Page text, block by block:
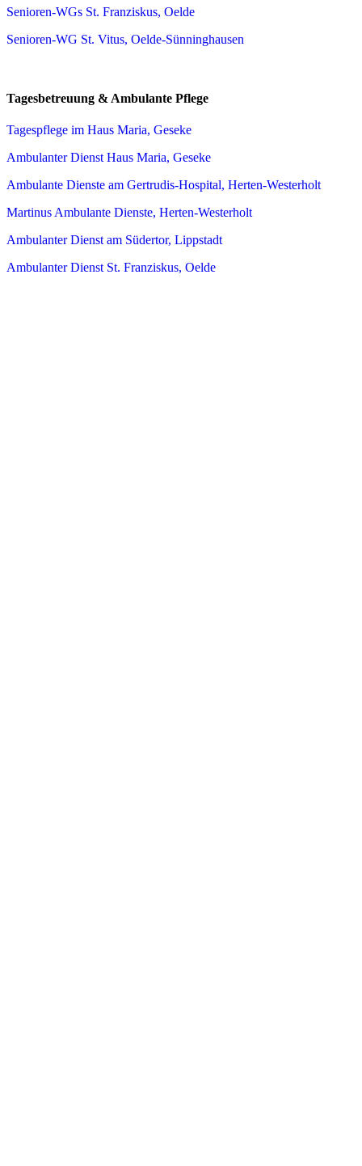
Senioren-WGs St. Franziskus, Oelde
Senioren-WG St. Vitus, Oelde-Sünninghausen
Tagesbetreuung & Ambulante Pflege
Tagespflege im Haus Maria, Geseke
Ambulanter Dienst Haus Maria, Geseke
Ambulante Dienste am Gertrudis-Hospital, Herten-Westerholt
Martinus Ambulante Dienste, Herten-Westerholt
Ambulanter Dienst am Südertor, Lippstadt
Ambulanter Dienst St. Franziskus, Oelde